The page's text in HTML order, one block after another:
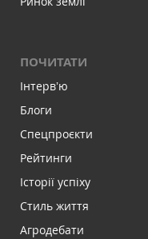
ПОЧИТАТИ
Інтервʼю
Блоги
Спецпроєкти
Рейтинги
Історії успіху
Стиль життя
Агродебати